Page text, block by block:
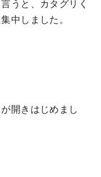
うと、カタグリく
中しました。
開きはじめまし